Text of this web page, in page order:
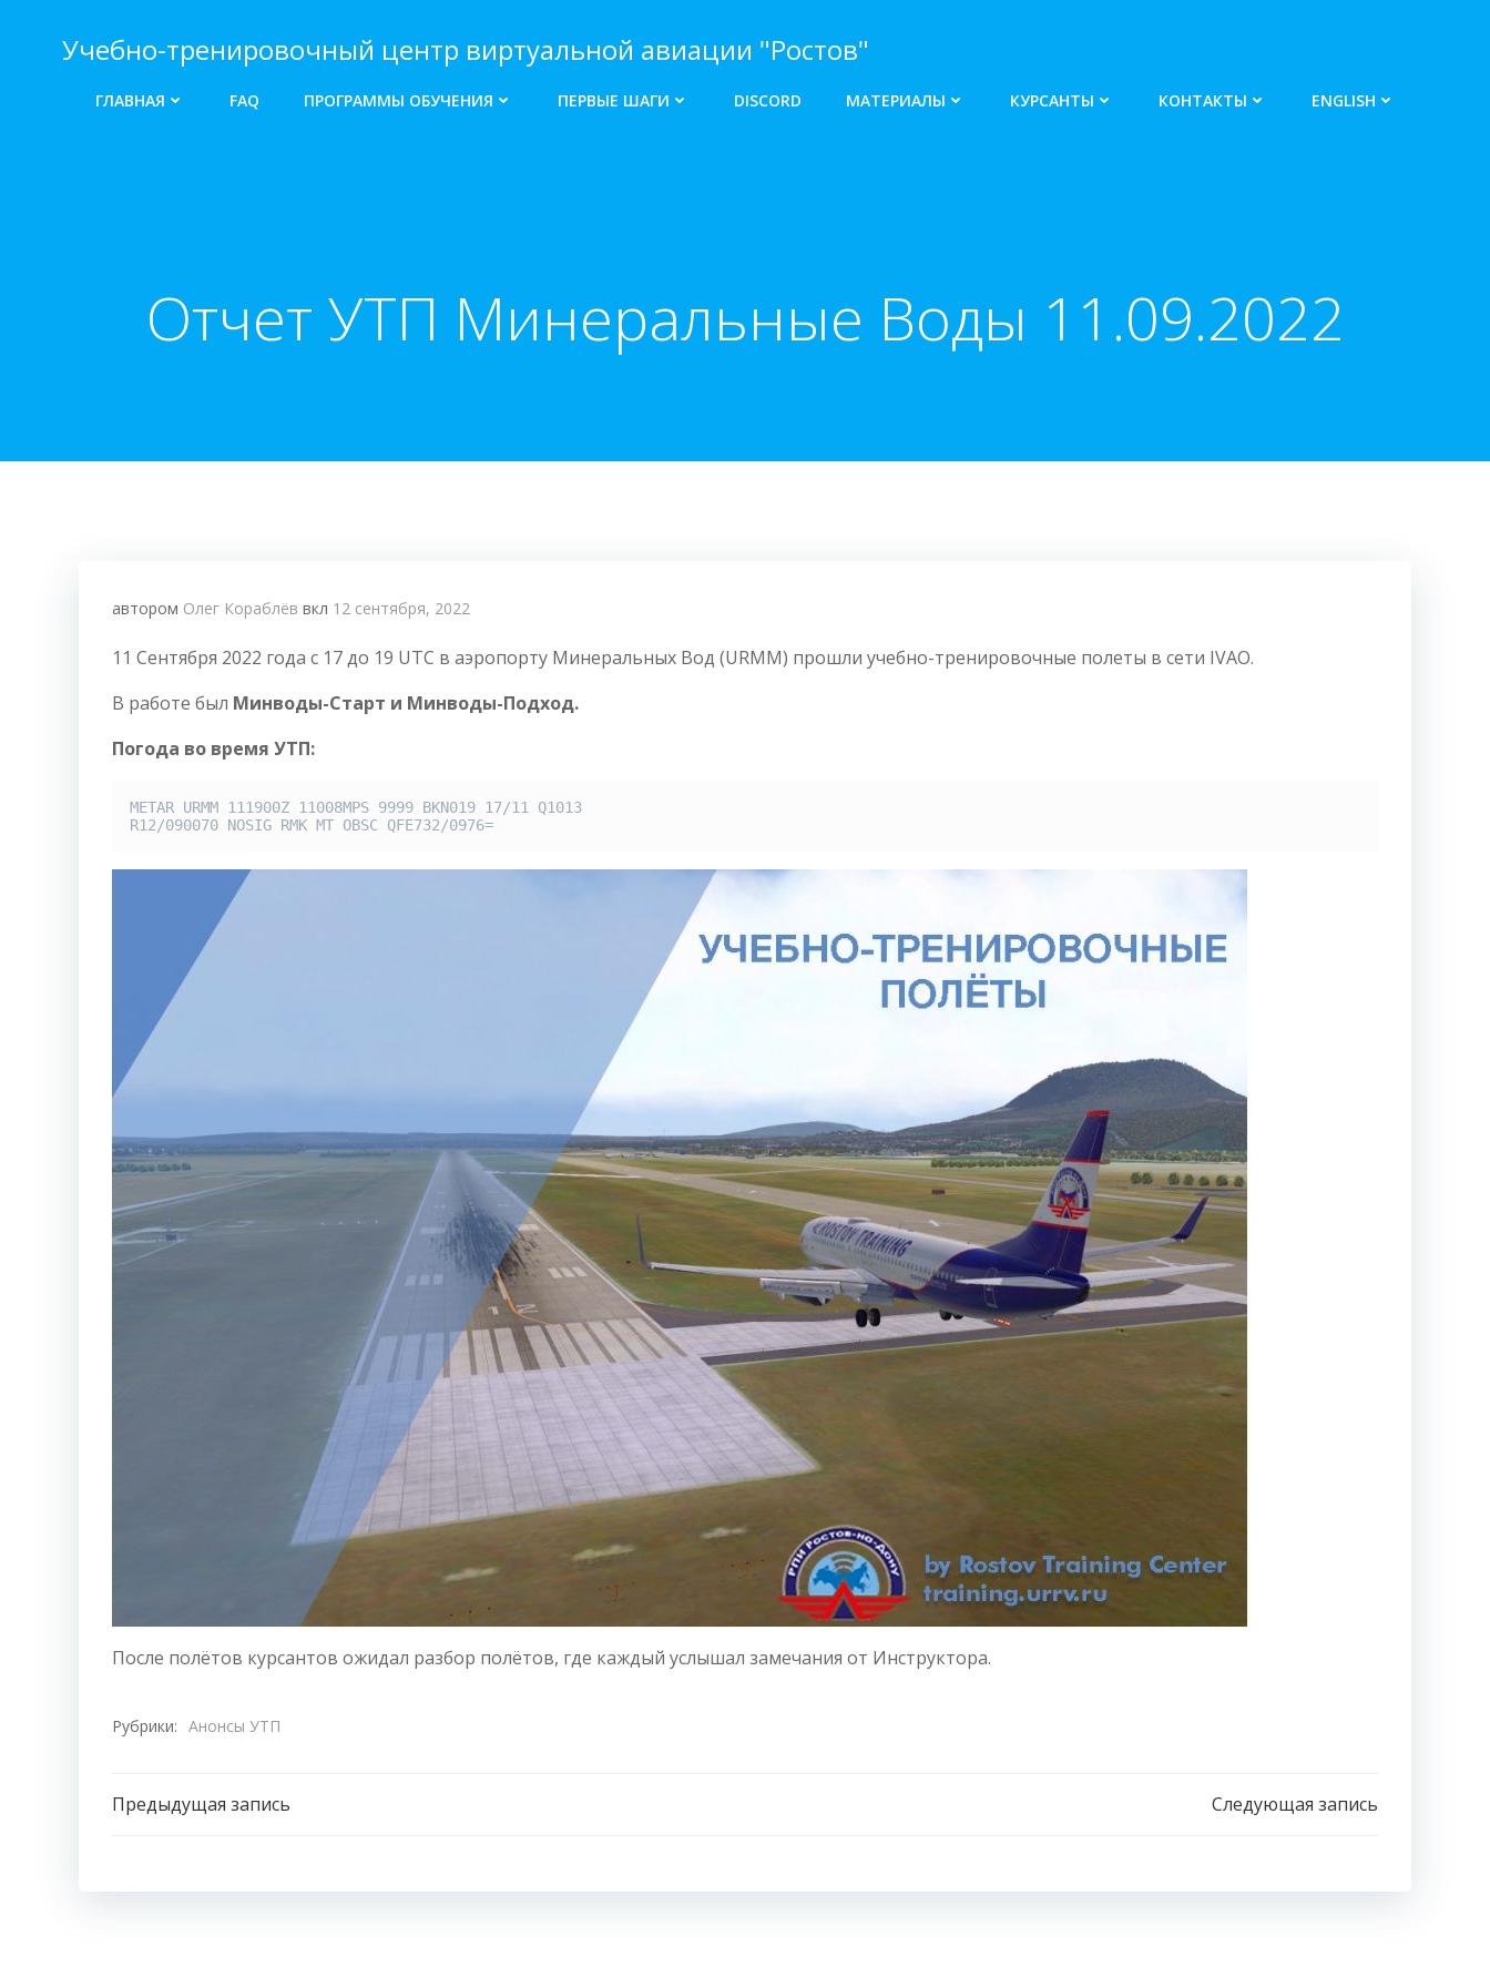
содержимомуУчебно-тренировочный центр виртуальной авиации "Ростов"
ГЛАВНАЯ FAQ ПРОГРАММЫ ОБУЧЕНИЯ ПЕРВЫЕ ШАГИ DISCORD МАТЕРИАЛЫ КУРСАНТЫ КОНТАКТЫ ENGLISH
Отчет УТП Минеральные Воды 11.09.2022
автором Олег Кораблёв вкл 12 сентября, 2022
11 Сентября 2022 года с 17 до 19 UTC в аэропорту Минеральных Вод (URMM) прошли учебно-тренировочные полеты в сети IVAO.
В работе был Минводы-Старт и Минводы-Подход.
Погода во время УТП:
METAR URMM 111900Z 11008MPS 9999 BKN019 17/11 Q1013
R12/090070 NOSIG RMK MT OBSC QFE732/0976=
После полётов курсантов ожидал разбор полётов, где каждый услышал замечания от Инструктора.
Рубрики: Анонсы УТП
Навигация
записям
Предыдущая запись
записям
Следующая запись